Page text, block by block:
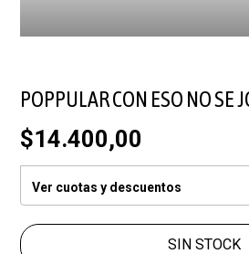
POPPULAR CON ESO NO SE
$14.400,00
Ver cuotas y descuentos
SIN STOCK